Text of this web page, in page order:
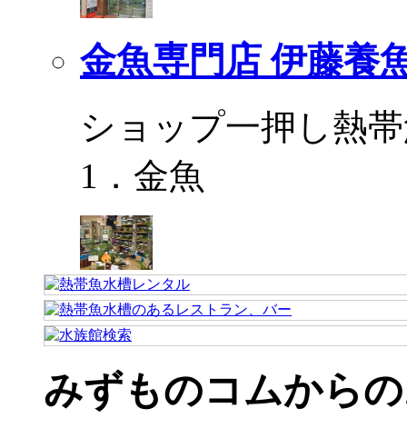
金魚専門店 伊藤養
ショップ一押し熱
1．金魚
みずものコムから